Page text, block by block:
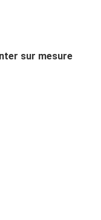
sur mesure